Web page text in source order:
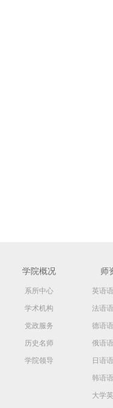
学院概况
系所中心
学术机构
党政服务
历史名师
学院领导
师
英语
法语
德语
俄语
日语
韩语
大学